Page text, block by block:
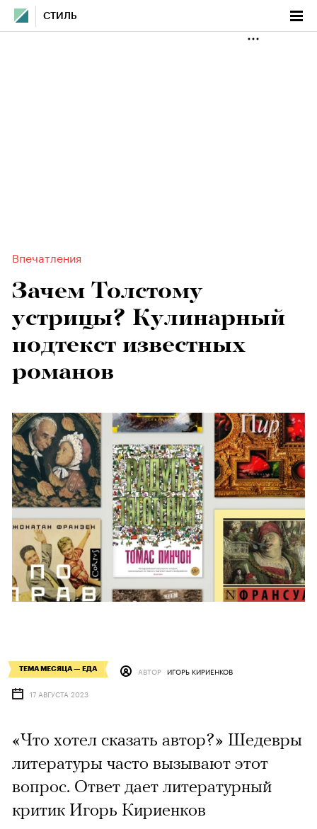
СТИЛЬ
Впечатления
Зачем Толстому
устрицы? Кулинарный
подтекст известных
романов
ТЕМА МЕСЯЦА — ЕДА АВТОР ИГОРЬ КИРИЕНКОВ
17 АВГУСТА 2023
«Что хотел сказать автор?» Шедевры
литературы часто вызывают этот
вопрос. Ответ дает литературный
критик Игорь Кириенков